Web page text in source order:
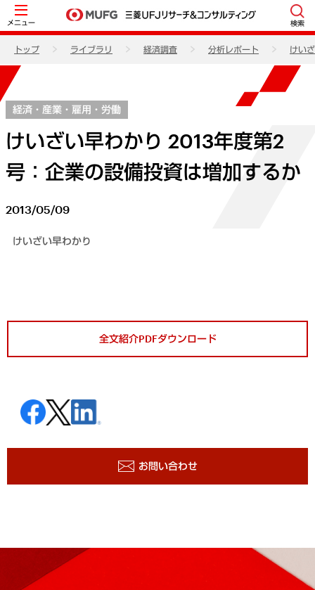
メニュー 検索
トップ ライブラリ 経済調査 分析レポート けい
経済・産業・雇用・労働
けいざい早わかり 2013年度第2
号：企業の設備投資は増加するか
2013/05/09
けいざい早わかり
全文紹介PDFダウンロード
お問い合わせ